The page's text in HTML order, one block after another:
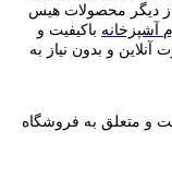
دیگر محصولات هیس
آشپزخانه باکیفیت و
و بدون نیاز به
و متعلق به فروشگاه